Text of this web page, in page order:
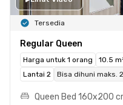
Tersedia
Regular Queen
Harga untuk 1 orang
10.5
Lantai 2
Bisa dihuni maks.
Queen Bed 160x200